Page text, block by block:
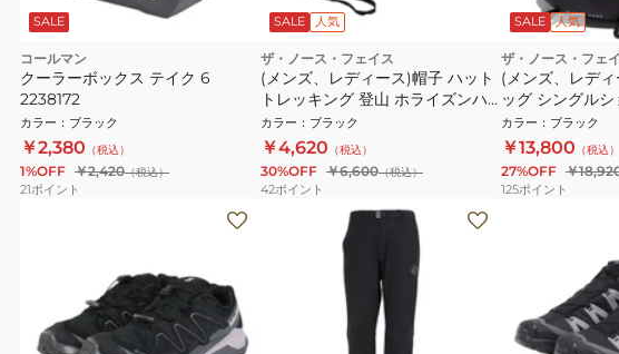
SALE
コールマン
クーラーボックス テイク 6
2238172
カラー ： ブラック
￥2,380 （税込）
1%OFF ￥2,420（税込）
21ポイント
SALE 人気
ザ・ノース・フェイス
(メンズ、レディース)帽子 ハット
トレッキング 登山 ホライズンハ
ット NN42531 K
カラー ： ブラック
￥4,620 （税込）
30%OFF ￥6,600（税込）
42ポイント
SALE 人気
ザ・ノース・フェ
(メンズ、レデ
ッグ シングル
K 20L ブラック
通勤 通学 ビジネ
カラー ： ブラック
￥13,800 （税込）
27%OFF ￥
125ポイント